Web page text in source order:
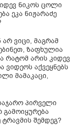
ნიკოს ცოლი
ეკა ნიჟარაძე
არ ვიცი, მაგრამ
ზაფხულია
რატომ არის კიდევ
ვიდეოს აქვეყნებს
მამაკაცი,
პირველი
შემდეგ?